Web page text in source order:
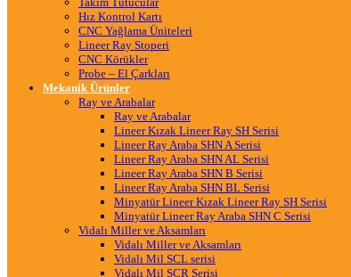
Hız Kontrol Kartı
CNC Yağlama Üniteleri
Lineer Ray Stoperi
CNC Körükler
Probe – El Çarkları
Mekanik Ürünler
Ray ve Arabalar
Ray ve Arabalar
Lineer Kızak Lineer Ray SH Serisi
Lineer Ray Araba SHN A Serisi
Lineer Ray Araba SHN AL Serisi
Lineer Ray Araba SHN B Serisi
Lineer Ray Araba SHN BL Serisi
Minyatür Lineer Kızak Lineer Ray SH Serisi
Minyatür Lineer Ray Araba SHN C Serisi
Vidalı Miller ve Aksamları
Vidalı Miller ve Aksamları
Vidalı Mil SCL serisi
Vidalı Mil SCR Serisi